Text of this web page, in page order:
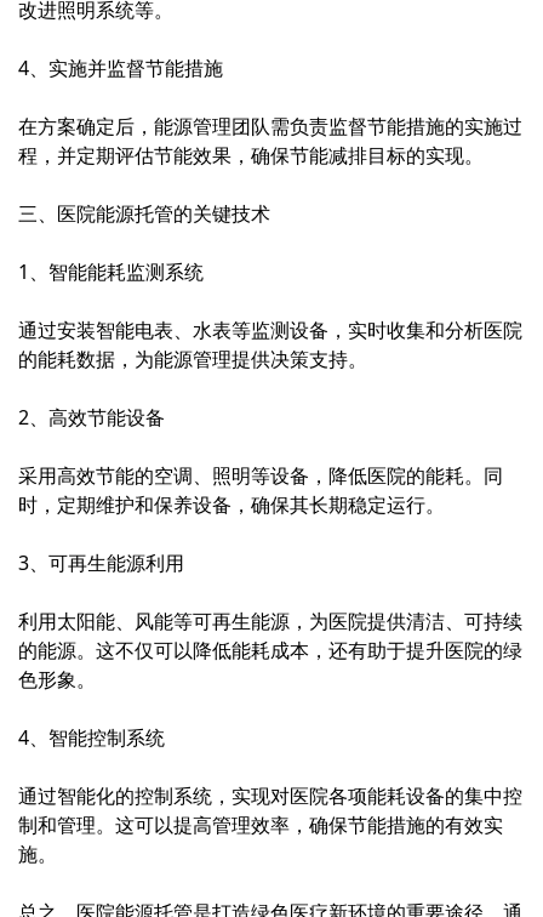
改进照明系统等。
4、实施并监督节能措施
在方案确定后，能源管理团队需负责监督节能措施的实施过
程，并定期评估节能效果，确保节能减排目标的实现。
三、医院能源托管的关键技术
1、智能能耗监测系统
通过安装智能电表、水表等监测设备，实时收集和分析医院
的能耗数据，为能源管理提供决策支持。
2、高效节能设备
采用高效节能的空调、照明等设备，降低医院的能耗。同
时，定期维护和保养设备，确保其长期稳定运行。
3、可再生能源利用
利用太阳能、风能等可再生能源，为医院提供清洁、可持续
的能源。这不仅可以降低能耗成本，还有助于提升医院的绿
色形象。
4、智能控制系统
通过智能化的控制系统，实现对医院各项能耗设备的集中控
制和管理。这可以提高管理效率，确保节能措施的有效实
施。